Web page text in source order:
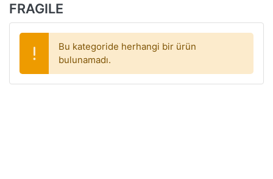
FRAGILE
Bu kategoride herhangi bir ürün
bulunamadı.